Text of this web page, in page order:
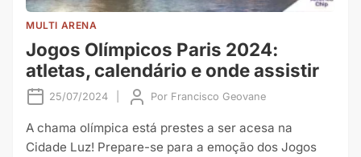
MULTI ARENA
Jogos Olímpicos Paris 2024:
atletas, calendário e onde assistir
25/07/2024 Por Francisco Geovane
A chama olímpica está prestes a ser acesa na
Cidade Luz! Prepare-se para a emoção dos Jogos